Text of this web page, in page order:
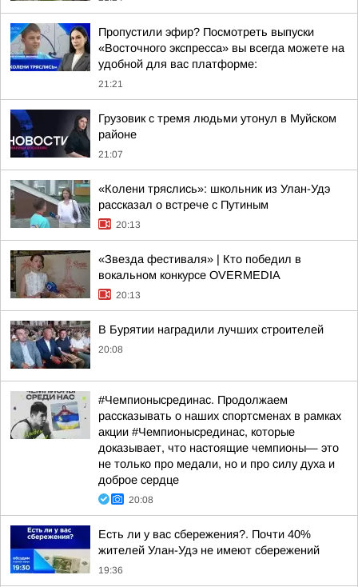
Пропустили эфир? Посмотреть выпуски
«Восточного экспресса» вы всегда можете на
удобной для вас платформе:
21:21
Грузовик с тремя людьми утонул в Муйском
районе
21:07
«Колени тряслись»: школьник из Улан-Удэ
рассказал о встрече с Путиным
20:13
«Звезда фестиваля» | Кто победил в
вокальном конкурсе OVERMEDIA
20:13
В Бурятии наградили лучших строителей
20:08
#Чемпионысрединас. Продолжаем
рассказывать о наших спортсменах в рамках
акции #Чемпионысрединас, которые
доказывает, что настоящие чемпионы— это
не только про медали, но и про силу духа и
доброе сердце
20:08
Есть ли у вас сбережения?. Почти 40%
жителей Улан-Удэ не имеют сбережений
19:36